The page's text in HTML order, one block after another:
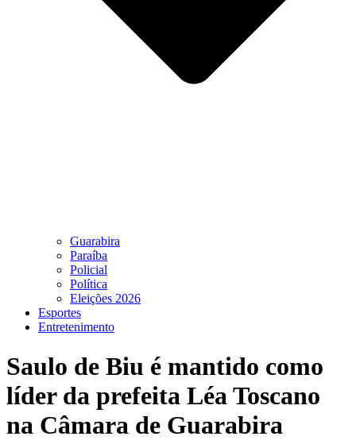
Guarabira
Paraíba
Policial
Política
Eleições 2026
Esportes
Entretenimento
Saulo de Biu é mantido como
líder da prefeita Léa Toscano
na Câmara de Guarabira